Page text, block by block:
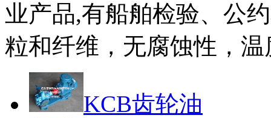
业产品,有船舶检验、公
粒和纤维，无腐蚀性，
KCB齿轮油